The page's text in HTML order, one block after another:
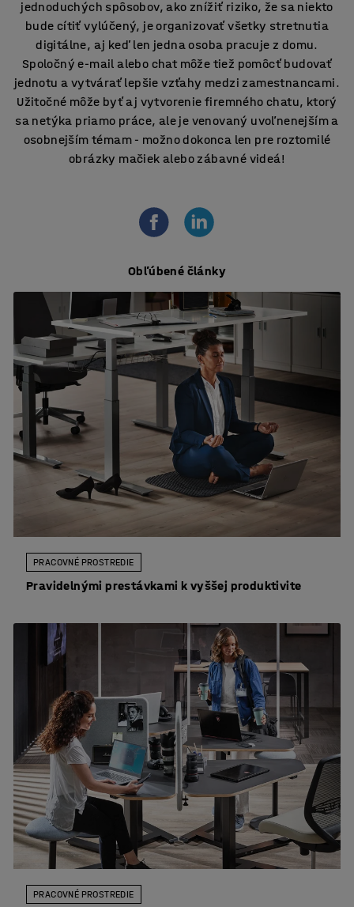
jednoduchých spôsobov, ako znížiť riziko, že sa niekto
bude cítiť vylúčený, je organizovať všetky stretnutia
digitálne, aj keď len jedna osoba pracuje z domu.
Spoločný e-mail alebo chat môže tiež pomôcť budovať
jednotu a vytvárať lepšie vzťahy medzi zamestnancami.
Užitočné môže byť aj vytvorenie firemného chatu, ktorý
sa netýka priamo práce, ale je venovaný uvoľnenejším a
osobnejším témam - možno dokonca len pre roztomilé
obrázky mačiek alebo zábavné videá!
Obľúbené články
PRACOVNÉ PROSTREDIE
Pravidelnými prestávkami k vyššej produktivite
PRACOVNÉ PROSTREDIE